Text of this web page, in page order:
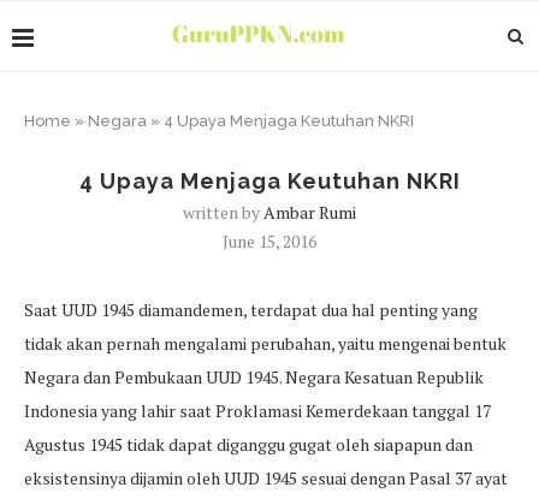
Home » Negara » 4 Upaya Menjaga Keutuhan NKRI
4 Upaya Menjaga Keutuhan NKRI
written byAmbar Rumi
June 15, 2016
Saat UUD 1945 diamandemen, terdapat dua hal penting yang
tidak akan pernah mengalami perubahan, yaitu mengenai bentuk
Negara dan Pembukaan UUD 1945. Negara Kesatuan Republik
Indonesia yang lahir saat Proklamasi Kemerdekaan tanggal 17
Agustus 1945 tidak dapat diganggu gugat oleh siapapun dan
eksistensinya dijamin oleh UUD 1945 sesuai dengan Pasal 37 ayat